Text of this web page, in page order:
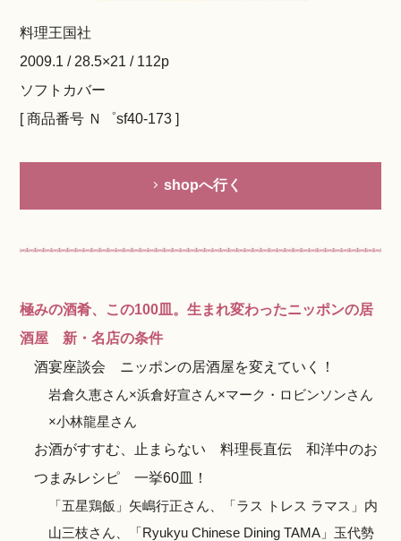
料理王国社
2009.1 / 28.5×21 / 112p
ソフトカバー
[ 商品番号 Ｎ゜sf40-173 ]
shopへ行く
極みの酒肴、この100皿。生まれ変わったニッポンの居
酒屋 新・名店の条件
酒宴座談会 ニッポンの居酒屋を変えていく！
岩倉久恵さん×浜倉好宣さん×マーク・ロビンソンさん
×小林龍星さん
お酒がすすむ、止まらない 料理長直伝 和洋中のお
つまみレシピ 一挙60皿！
「五星鶏飯」矢嶋行正さん、「ラス トレス ラマス」内
山三枝さん、「Ryukyu Chinese Dining TAMA」玉代勢